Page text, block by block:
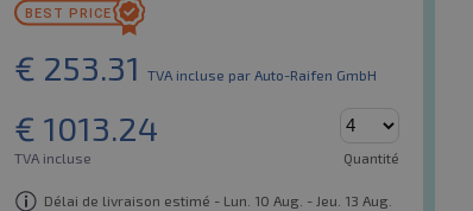
€ 253.31 TVA incluse par Auto-Raifen GmbH
€ 1013.24
TVA incluse Quantité
Délai de livraison estimé - Lun. 10 Aug. - Jeu. 13 Aug.